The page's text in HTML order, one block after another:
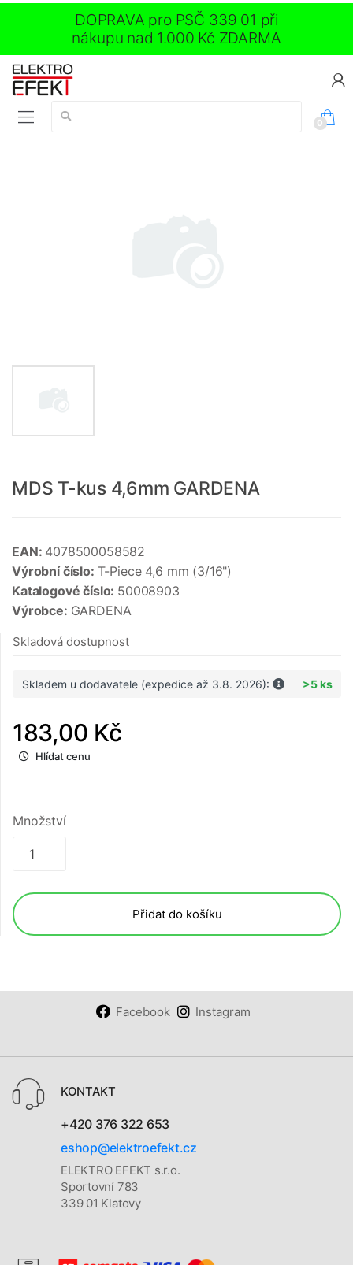
DOPRAVA pro PSČ 339 01 při
nákupu nad 1.000 Kč ZDARMA
Vyhledávání:
0
MDS T-kus 4,6mm GARDENA
EAN: 4078500058582
Výrobní číslo: T-Piece 4,6 mm (3/16")
Katalogové číslo: 50008903
Výrobce: GARDENA
Skladová dostupnost
Skladem u dodavatele (expedice až 3.8. 2026): >5 ks
183,00 Kč
Hlídat cenu
Množství
Přidat do košíku
Facebook Instagram
KONTAKT
+420 376 322 653
eshop@elektroefekt.cz
ELEKTRO EFEKT s.r.o.
Sportovní 783
339 01 Klatovy